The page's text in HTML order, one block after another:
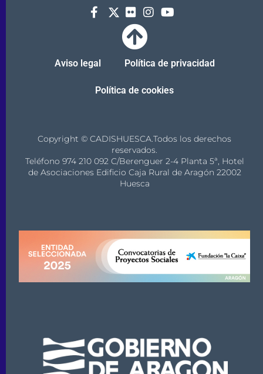
Aviso legal Política de privacidad
Política de cookies
Copyright © CADISHUESCA.Todos los derechos
reservados.
Teléfono 974 210 092 C/Berenguer 2-4 Planta 5ª, Hotel
de Asociaciones Edificio Caja Rural de Aragón 22002
Huesca